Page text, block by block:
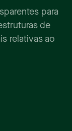
para
de
relativas ao